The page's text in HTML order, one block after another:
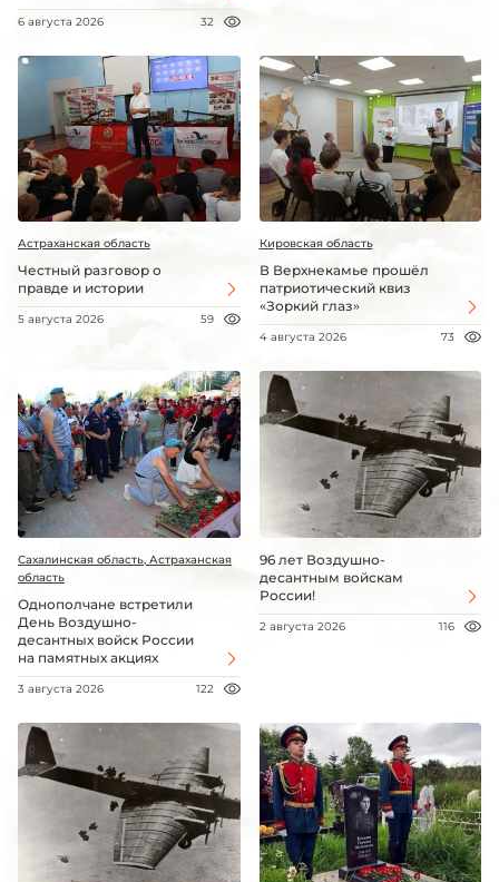
6 августа 2026 32
Астраханская область
Честный разговор о
правде и истории
5 августа 2026 59
Кировская область
В Верхнекамье прошёл
патриотический квиз
«Зоркий глаз»
4 августа 2026 73
Сахалинская область, Астраханская
область
Однополчане встретили
День Воздушно-
десантных войск России
на памятных акциях
3 августа 2026 122
96 лет Воздушно-
десантным войскам
России!
2 августа 2026 116